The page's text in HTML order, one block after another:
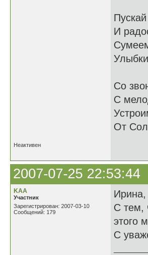
И
Со
С
От
Неактивен
2007-07-25 22:53:44
KAA
Участник
Зарегистрирован: 2007-03-10
Сообщений: 179
Ирина,
С тем,
этого
С